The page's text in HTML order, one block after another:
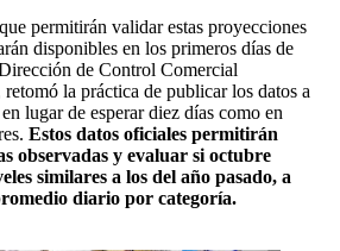
permitirán validar estas proyecciones
disponibles en los primeros días de
de Control Comercial
la práctica de publicar los datos a
lugar de esperar diez días como en
Estos datos oficiales permitirán
observadas y evaluar si octubre
similares a los del año pasado, a
diario por categoría.